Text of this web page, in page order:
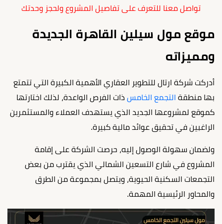
تواصل معنا للتعرف على تفاصيل المشروع ولحجز وحدتك
موقع مول سيلين القاهرة الجديدة
ومميزاته
أدركت شركة ارتال للتطوير العقاري الأهمية الكبيرة التي تتمتع
بها منطقة التجمع الخامس ذات الفرص الواعدة، لذلك اختارتها
كموقع لمشروعها الجديد الذي يستهدف العملاء والمستثمرين
الراغبين في تحقيق عوائد مالية كبيرة.
ولضمان سهولة الوصول إليه، حرصت الشركة على إقامة
المشروع في شارع التسعين الشمالي الذي يقترب من بعض
التجمعات السكنية الحيوية، ويتصل بمجموعة من الطرق
والمحاور الرئيسية المهمة.